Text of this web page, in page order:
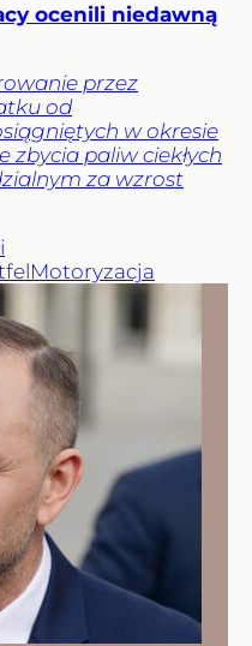
ocenili niedawną
przez
od
w okresie
zbycia paliw ciekłych
za wzrost
Motoryzacja